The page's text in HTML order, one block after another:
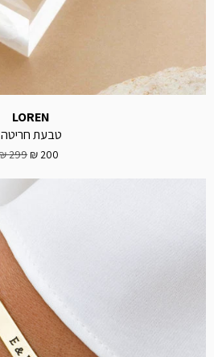
LOREN
טבעת חריטה
200 ₪
299 ₪